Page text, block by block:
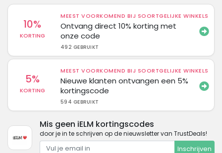
10%
KORTING
MEEST VOORKOMEND BIJ SOORTGELIJKE WINKELS
Ontvang direct 10% korting met
onze code
492 GEBRUIKT
5%
KORTING
MEEST VOORKOMEND BIJ SOORTGELIJKE WINKELS
Nieuwe klanten ontvangen een 5%
kortingscode
594 GEBRUIKT
Mis geen iELM kortingscodes
door je in te schrijven op de nieuwsletter van TrustDeals!
Inschrijven